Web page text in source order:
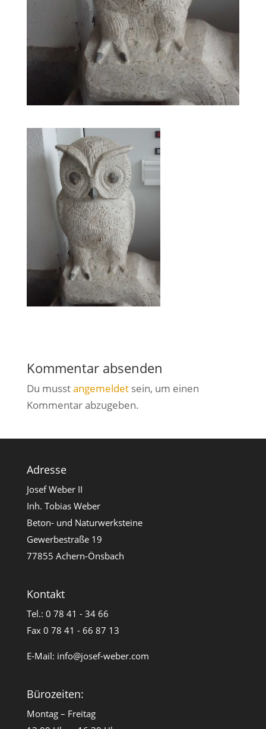
Kommentar absenden
Du musstangemeldetsein, um einen
Kommentar abzugeben.
Adresse
Josef Weber II
Inh. Tobias Weber
Beton- und Naturwerksteine
Gewerbestraße 19
77855 Achern-Önsbach
Kontakt
Tel.: 0 78 41 - 34 66
Fax 0 78 41 - 66 87 13
E-Mail: info@josef-weber.com
Bürozeiten:
Montag – Freitag